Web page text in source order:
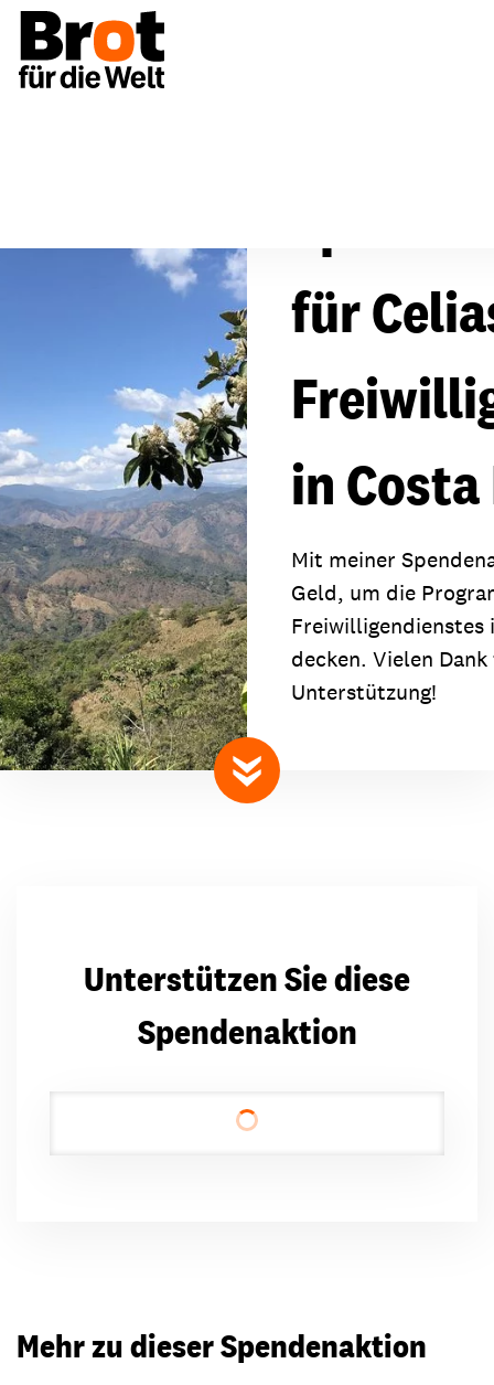
für
in Costa
Mit meiner
Geld, um die
Freiwilligendienstes
decken. Vielen
Unterstützung!
nach unten scrollen
Unterstützen Sie diese
Spendenaktion
Mehr zu dieser Spendenaktion